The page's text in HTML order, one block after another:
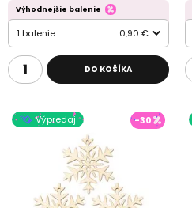
Výhodnejšie balenie
1 balenie 0,90 €
DO KOŠÍKA
Výpredaj -30